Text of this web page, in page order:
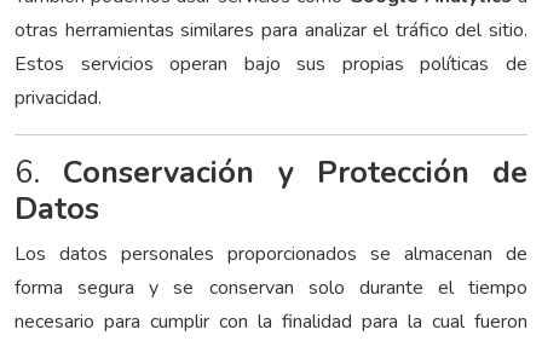
otras herramientas similares para analizar el tráfico del sitio.
Estos servicios operan bajo sus propias políticas de
privacidad.
6. Conservación y Protección de
Datos
Los datos personales proporcionados se almacenan de
forma segura y se conservan solo durante el tiempo
necesario para cumplir con la finalidad para la cual fueron